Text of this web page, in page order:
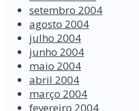
setembro 2004
agosto 2004
julho 2004
junho 2004
maio 2004
abril 2004
março 2004
fevereiro 2004